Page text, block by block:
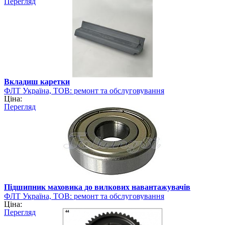
Вкладиш каретки
ФЛТ Україна, ТОВ: ремонт та обслуговування
навантажувально-розвантажувальної техніки
Ціна:
Перегляд
Підшипник маховика до вилкових навантажувачів
ФЛТ Україна, ТОВ: ремонт та обслуговування
навантажувально-розвантажувальної техніки
Ціна:
Перегляд